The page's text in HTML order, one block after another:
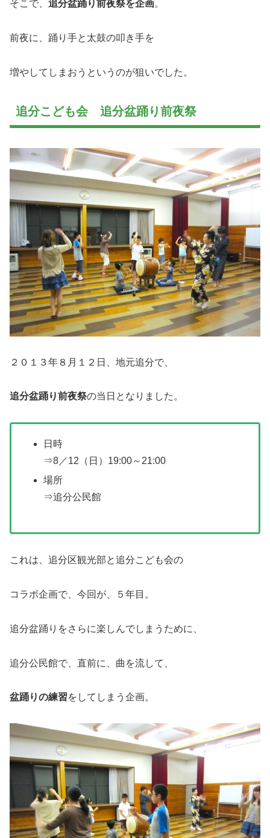
そこで、 追分盆踊り前夜祭を企画。
前夜に、踊り手と太鼓の叩き手を
増やしてしまおうというのが狙いでした。
追分こども会 追分盆踊り前夜祭
２０１３年８月１２日、地元追分で、
追分盆踊り前夜祭の当日となりました。
日時
⇒8／12（日）19:00～21:00
場所
⇒追分公民館
これは、追分区観光部と追分こども会の
コラボ企画で、今回が、５年目。
追分盆踊りをさらに楽しんでしまうために、
追分公民館で、直前に、曲を流して、
盆踊りの練習をしてしまう企画。